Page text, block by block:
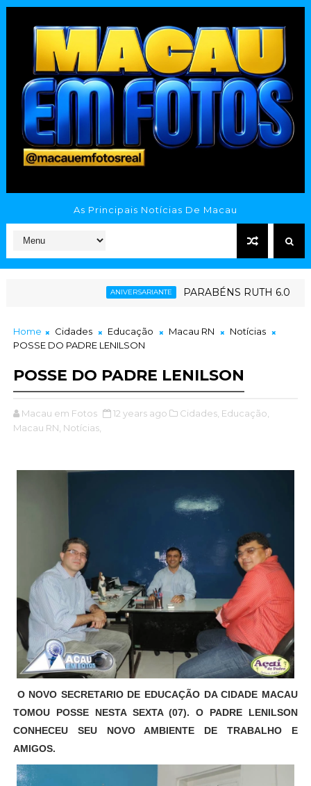
As Principais Notícias De Macau
ANIVERSARIANTE PARABÉNS RUTH 6.0 ESPORTE
Home Cidades Educação Macau RN
Notícias
POSSE DO PADRE LENILSON
POSSE DO PADRE LENILSON
Macau em Fotos 12 years ago Cidades, Educação,
Macau RN, Notícias,
O NOVO SECRETARIO DE EDUCAÇÃO DA CIDADE MACAU
TOMOU POSSE NESTA SEXTA (07). O PADRE LENILSON
CONHECEU SEU NOVO AMBIENTE DE TRABALHO E
AMIGOS.